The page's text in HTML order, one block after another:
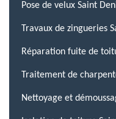
Pose de velux Saint
Travaux de zingueries
Réparation fuite de
Traitement de
Nettoyage et